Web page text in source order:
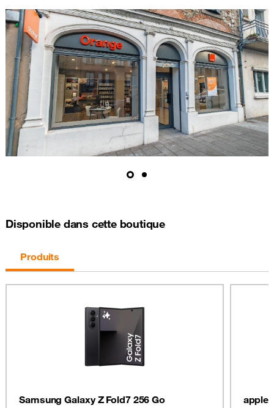
Disponible dans cette boutique
Produits
Samsung Galaxy Z Fold7 256 Go apple